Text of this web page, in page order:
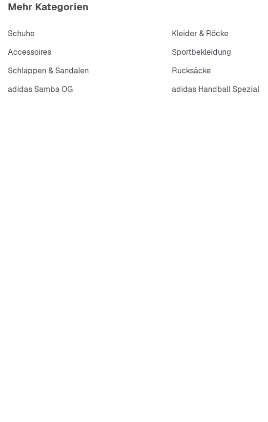
Mehr Kategorien
Schuhe Kleider & Röcke
Accessoires
Sportbekleidung
Schlappen & Sandalen
Rucksäcke
adidas Samba OG
adidas Handball Spezial